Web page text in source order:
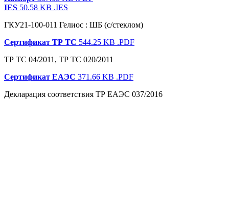
IES 50.58 KB .IES
ГКУ21-100-011 Гелиос : ШБ (с/стеклом)
Сертификат ТР ТС 544.25 KB .PDF
ТР ТС 04/2011, ТР ТС 020/2011
Сертификат ЕАЭС 371.66 KB .PDF
Декларация соответствия ТР ЕАЭС 037/2016